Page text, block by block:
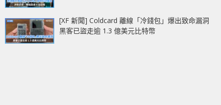
[XF 新聞] Coldcard 離線「冷錢包」爆出致命漏洞
黑客已盜走逾 1.3 億美元比特幣